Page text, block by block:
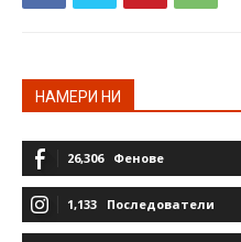
НАМЕРИ НИ
26,306 Фенове
1,133 Последователи